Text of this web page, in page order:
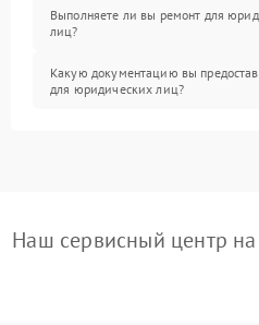
Выполняете ли вы ремонт для
лиц?
Какую документацию вы
для юридических лиц?
Наш сервисный центр